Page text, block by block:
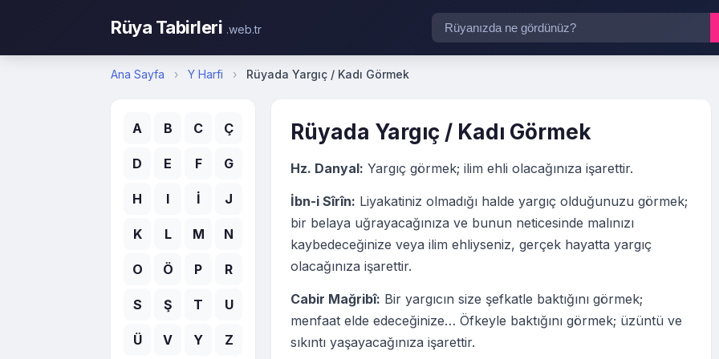
Rüya Tabirleri .web.tr
Ana Sayfa › Y Harfi › Rüyada Yargıç / Kadı Görmek
A B C Ç
D E F G
H I İ J
K L M N
O Ö P R
S Ş T U
Ü V Y Z
Rüyada Yargıç / Kadı Görmek
Hz. Danyal: Yargıç görmek; ilim ehli olacağınıza işarettir.
İbn-i Sîrîn: Liyakatiniz olmadığı halde yargıç olduğunuzu görmek;
bir belaya uğrayacağınıza ve bunun neticesinde malınızı
kaybedeceğinize veya ilim ehliyseniz, gerçek hayatta yargıç
olacağınıza işarettir.
Cabir Mağribî: Bir yargıcın size şefkatle baktığını görmek;
menfaat elde edeceğinize… Öfkeyle baktığını görmek; üzüntü ve
sıkıntı yaşayacağınıza işarettir.